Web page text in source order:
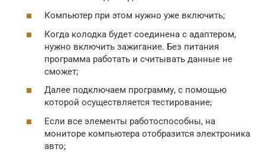
Компьютер при этом нужно уже включить;
Когда колодка будет соединена с адаптером,
нужно включить зажигание. Без питания
программа работать и считывать данные не
сможет;
Далее подключаем программу, с помощью
которой осуществляется тестирование;
Если все элементы работоспособны, на
мониторе компьютера отобразится электроника
авто;